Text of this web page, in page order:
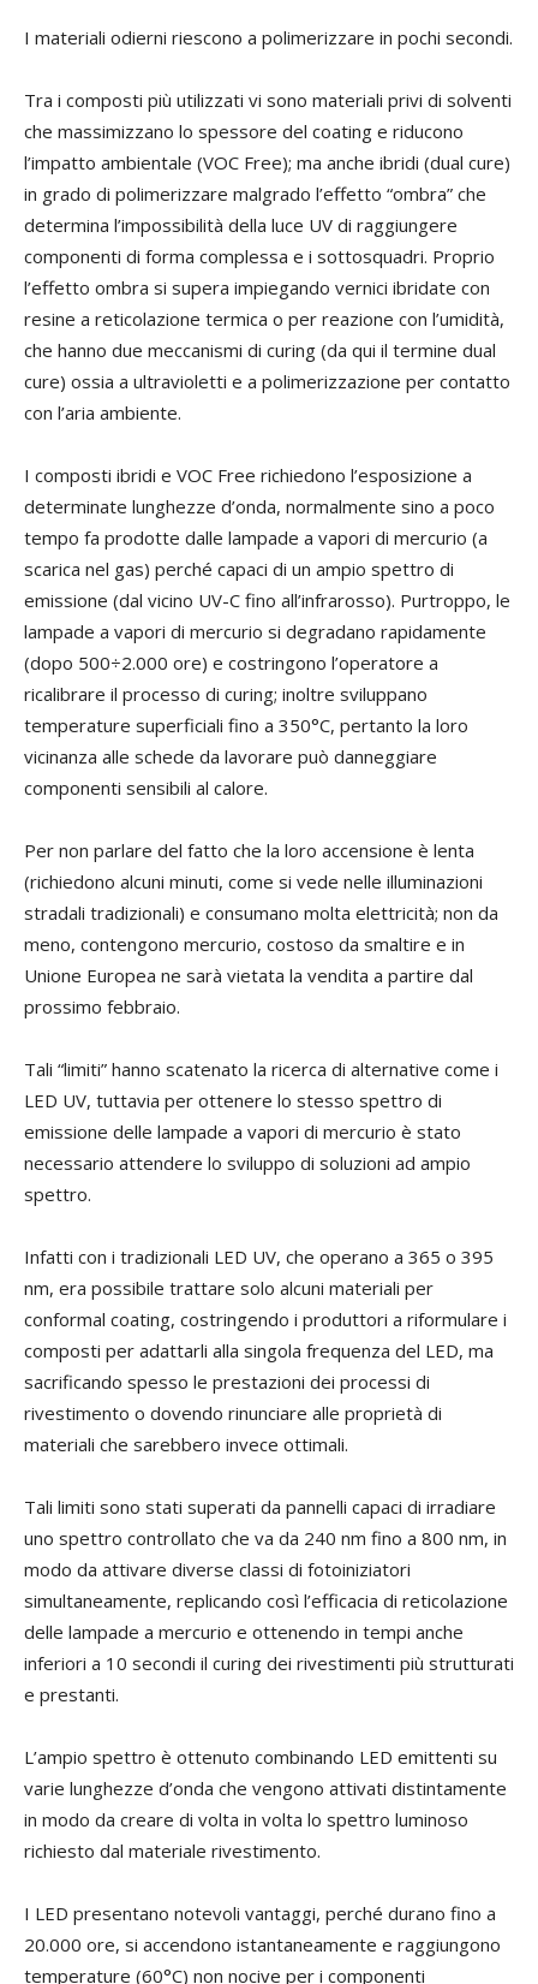
I materiali odierni riescono a polimerizzare in pochi secondi.
Tra i composti più utilizzati vi sono materiali privi di solventi
che massimizzano lo spessore del coating e riducono
l’impatto ambientale (VOC Free); ma anche ibridi (dual cure)
in grado di polimerizzare malgrado l’effetto “ombra” che
determina l’impossibilità della luce UV di raggiungere
componenti di forma complessa e i sottosquadri. Proprio
l’effetto ombra si supera impiegando vernici ibridate con
resine a reticolazione termica o per reazione con l’umidità,
che hanno due meccanismi di curing (da qui il termine dual
cure) ossia a ultravioletti e a polimerizzazione per contatto
con l’aria ambiente.
I composti ibridi e VOC Free richiedono l’esposizione a
determinate lunghezze d’onda, normalmente sino a poco
tempo fa prodotte dalle lampade a vapori di mercurio (a
scarica nel gas) perché capaci di un ampio spettro di
emissione (dal vicino UV-C fino all’infrarosso). Purtroppo, le
lampade a vapori di mercurio si degradano rapidamente
(dopo 500÷2.000 ore) e costringono l’operatore a
ricalibrare il processo di curing; inoltre sviluppano
temperature superficiali fino a 350°C, pertanto la loro
vicinanza alle schede da lavorare può danneggiare
componenti sensibili al calore.
Per non parlare del fatto che la loro accensione è lenta
(richiedono alcuni minuti, come si vede nelle illuminazioni
stradali tradizionali) e consumano molta elettricità; non da
meno, contengono mercurio, costoso da smaltire e in
Unione Europea ne sarà vietata la vendita a partire dal
prossimo febbraio.
Tali “limiti” hanno scatenato la ricerca di alternative come i
LED UV, tuttavia per ottenere lo stesso spettro di
emissione delle lampade a vapori di mercurio è stato
necessario attendere lo sviluppo di soluzioni ad ampio
spettro.
Infatti con i tradizionali LED UV, che operano a 365 o 395
nm, era possibile trattare solo alcuni materiali per
conformal coating, costringendo i produttori a riformulare i
composti per adattarli alla singola frequenza del LED, ma
sacrificando spesso le prestazioni dei processi di
rivestimento o dovendo rinunciare alle proprietà di
materiali che sarebbero invece ottimali.
Tali limiti sono stati superati da pannelli capaci di irradiare
uno spettro controllato che va da 240 nm fino a 800 nm, in
modo da attivare diverse classi di fotoiniziatori
simultaneamente, replicando così l’efficacia di reticolazione
delle lampade a mercurio e ottenendo in tempi anche
inferiori a 10 secondi il curing dei rivestimenti più strutturati
e prestanti.
L’ampio spettro è ottenuto combinando LED emittenti su
varie lunghezze d’onda che vengono attivati distintamente
in modo da creare di volta in volta lo spettro luminoso
richiesto dal materiale rivestimento.
I LED presentano notevoli vantaggi, perché durano fino a
20.000 ore, si accendono istantaneamente e raggiungono
temperature (60°C) non nocive per i componenti